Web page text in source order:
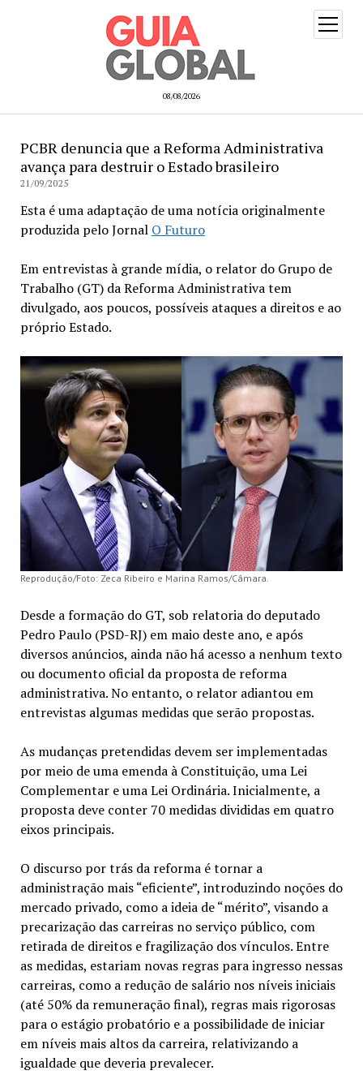
08/08/2026
open
menu
PCBR denuncia que a Reforma Administrativa
avança para destruir o Estado brasileiro
21/09/2025
Esta é uma adaptação de uma notícia originalmente
produzida pelo Jornal O Futuro
Em entrevistas à grande mídia, o relator do Grupo de
Trabalho (GT) da Reforma Administrativa tem
divulgado, aos poucos, possíveis ataques a direitos e ao
próprio Estado.
Reprodução/Foto: Zeca Ribeiro e Marina Ramos/Câmara.
Desde a formação do GT, sob relatoria do deputado
Pedro Paulo (PSD-RJ) em maio deste ano, e após
diversos anúncios, ainda não há acesso a nenhum texto
ou documento oficial da proposta de reforma
administrativa. No entanto, o relator adiantou em
entrevistas algumas medidas que serão propostas.
As mudanças pretendidas devem ser implementadas
por meio de uma emenda à Constituição, uma Lei
Complementar e uma Lei Ordinária. Inicialmente, a
proposta deve conter 70 medidas divididas em quatro
eixos principais.
O discurso por trás da reforma é tornar a
administração mais “eficiente”, introduzindo noções do
mercado privado, como a ideia de “mérito”, visando a
precarização das carreiras no serviço público, com
retirada de direitos e fragilização dos vínculos. Entre
as medidas, estariam novas regras para ingresso nessas
carreiras, como a redução de salário nos níveis iniciais
(até 50% da remuneração final), regras mais rigorosas
para o estágio probatório e a possibilidade de iniciar
em níveis mais altos da carreira, relativizando a
igualdade que deveria prevalecer.